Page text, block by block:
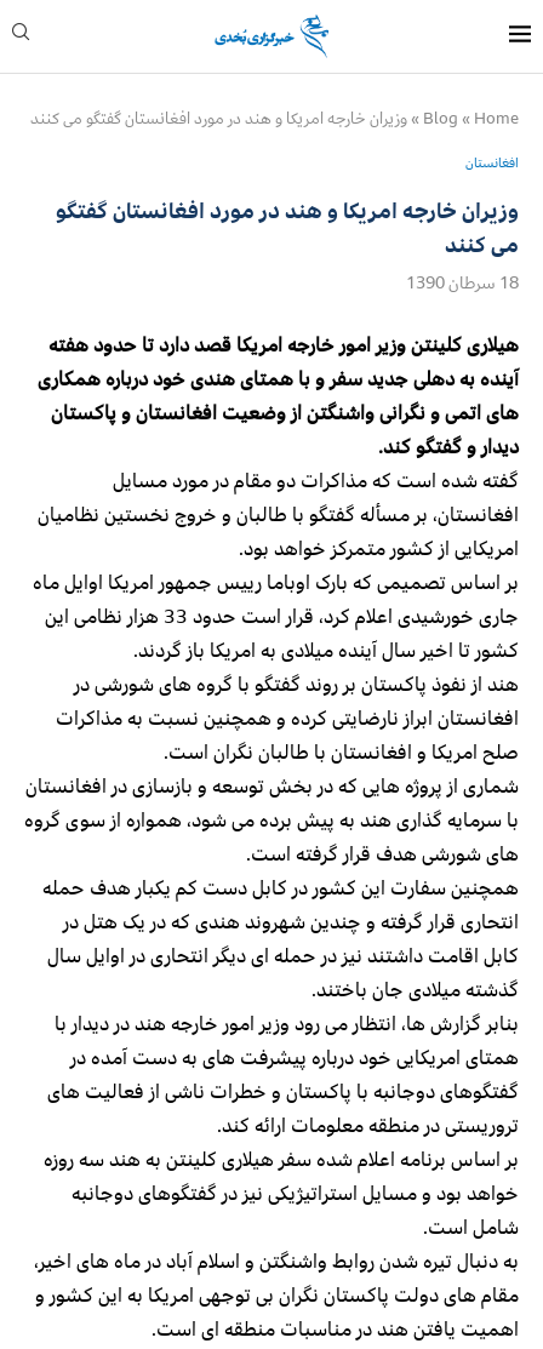
Home
»
Blog
»وزیران خارجه امریکا و هند در مورد افغانستان گفتگو می کنند
افغانستان
وزیران خارجه امریکا و هند در مورد افغانستان گفتگو
می کنند
18 سرطان 1390
هیلاری کلینتن وزیر امور خارجه امریکا قصد دارد تا حدود هفته
آینده به دهلی جدید سفر و با همتای هندی خود درباره همکاری
های اتمی و نگرانی واشنگتن از وضعیت افغانستان و پاکستان
دیدار و گفتگو کند.
گفته شده است که مذاکرات دو مقام در مورد مسایل
افغانستان، بر مسأله گفتگو با طالبان و خروج نخستین نظامیان
امریکایی از کشور متمرکز خواهد بود.
بر اساس تصمیمی که بارک اوباما رییس جمهور امریکا اوایل ماه
جاری خورشیدی اعلام کرد، قرار است حدود 33 هزار نظامی این
کشور تا اخیر سال آینده میلادی به امریکا باز گردند.
هند از نفوذ پاکستان بر روند گفتگو با گروه های شورشی در
افغانستان ابراز نارضایتی کرده و همچنین نسبت به مذاکرات
صلح امریکا و افغانستان با طالبان نگران است.
شماری از پروژه هایی که در بخش توسعه و بازسازی در افغانستان
با سرمایه گذاری هند به پیش برده می شود، همواره از سوی گروه
های شورشی هدف قرار گرفته است.
همچنین سفارت این کشور در کابل دست کم یکبار هدف حمله
انتحاری قرار گرفته و چندین شهروند هندی که در یک هتل در
کابل اقامت داشتند نیز در حمله ای دیگر انتحاری در اوایل سال
گذشته میلادی جان باختند.
بنابر گزارش ها، انتظار می رود وزیر امور خارجه هند در دیدار با
همتای امریکایی خود درباره پیشرفت های به دست آمده در
گفتگوهای دوجانبه با پاکستان و خطرات ناشی از فعالیت های
تروریستی در منطقه معلومات ارائه کند.
بر اساس برنامه اعلام شده سفر هیلاری کلینتن به هند سه روزه
خواهد بود و مسایل استراتیژیکی نیز در گفتگوهای دوجانبه
شامل است.
به دنبال تیره شدن روابط واشنگتن و اسلام آباد در ماه های اخیر،
مقام های دولت پاکستان نگران بی توجهی امریکا به این کشور و
اهمیت یافتن هند در مناسبات منطقه ای است.